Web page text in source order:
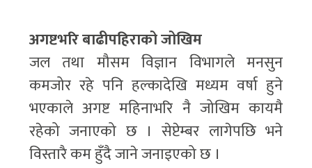
अगष्टभरि बाढीपहिराको जोखिम
जल तथा मौसम विज्ञान विभागले मनसुन
कमजोर रहे पनि हल्कादेखि मध्यम वर्षा हुने
भएकाले अगष्ट महिनाभरि नै जोखिम कायमै
रहेको जनाएको छ । सेप्टेम्बर लागेपछि भने
विस्तारै कम हुँदै जाने जनाइएको छ ।